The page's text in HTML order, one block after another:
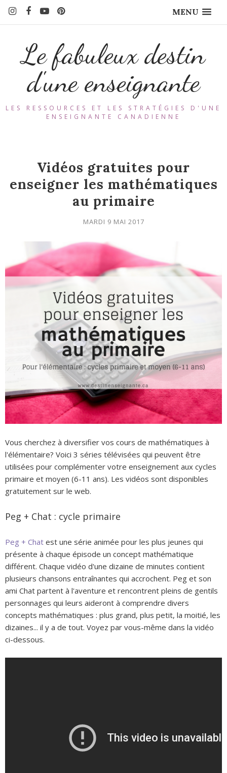
MENU
Le fabuleux destin
d'une enseignante
LES RESSOURCES ET LES STRATÉGIES D'UNE
ENSEIGNANTE CANADIENNE
Vidéos gratuites pour
enseigner les mathématiques
au primaire
MARDI 9 MAI 2017
Vous cherchez à diversifier vos cours de mathématiques à
l'élémentaire? Voici 3 séries télévisées qui peuvent être
utilisées pour complémenter votre enseignement aux cycles
primaire et moyen (6-11 ans). Les vidéos sont disponibles
gratuitement sur le web.
Peg + Chat : cycle primaire
Peg + Chat est une série animée pour les plus jeunes qui
présente à chaque épisode un concept mathématique
différent. Chaque vidéo d'une dizaine de minutes contient
plusieurs chansons entraînantes qui accrochent. Peg et son
ami Chat partent à l'aventure et rencontrent pleins de gentils
personnages qui leurs aideront à comprendre divers
concepts mathématiques : plus grand, plus petit, la moitié, les
dizaines... il y a de tout. Voyez par vous-même dans la vidéo
ci-dessous.